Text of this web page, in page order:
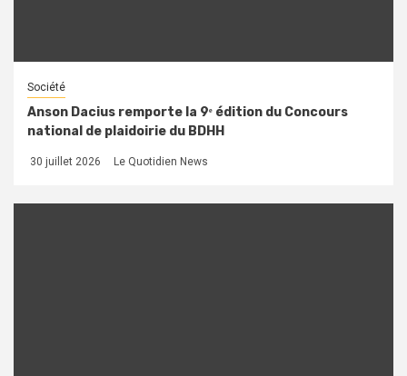
Société
Anson Dacius remporte la 9ᵉ édition du Concours
national de plaidoirie du BDHH
30 juillet 2026 Le Quotidien News